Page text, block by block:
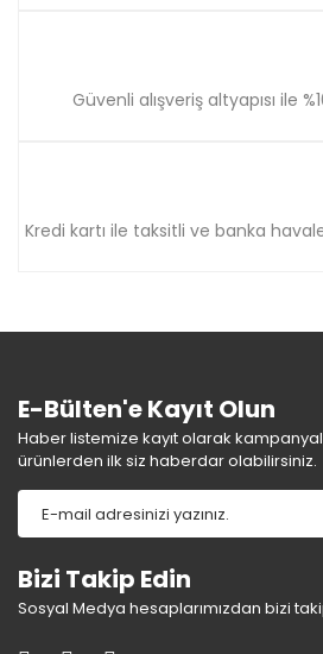
Güvenli alışveriş altyapısı ile
Kredi kartı ile taksitli ve banka
E-Bülten'e Kayıt Olun
Haber listemize kayıt olarak
ürünlerden ilk siz haberdar olabilirsiniz.
Bizi Takip Edin
Sosyal Medya hesaplarımızdan bizi